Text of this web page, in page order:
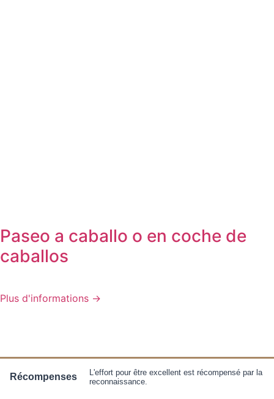
Paseo a caballo o en coche de
caballos
Plus d'informations →
Récompenses
L'effort pour être excellent est récompensé par la
reconnaissance.